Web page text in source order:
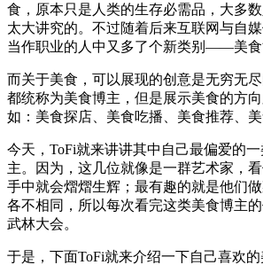
食，原本只是人类的生存必需品，大多
太大讲究的。不过随着后来互联网与自
当作职业的人中又多了个新类别——美食
而关于美食，可以展现的创意是无穷无
都统称为美食博主，但是展示美食的方
如：美食探店、美食吃播、美食推荐、
今天，ToFi就来讲讲其中自己最偏爱的
主。因为，这几位就像是一群艺术家，
手中就会熠熠生辉；最有趣的就是他们
各不相同，所以每次看完这类美食博主
武林大会。
于是，下面ToFi就来介绍一下自己喜欢